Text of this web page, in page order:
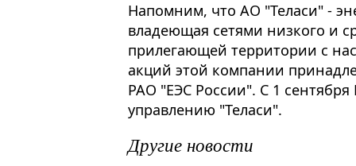
Напомним, что АО "Теласи" -
владеющая сетями низкого и
прилегающей территории с
акций этой компании
РАО "ЕЭС России". С 1
управлению "Теласи".
Другие новости